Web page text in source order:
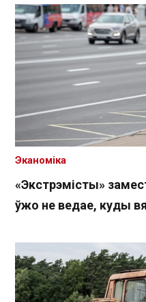
«Экстрэмісты»
ўжо не ведае, куды
Эканоміка